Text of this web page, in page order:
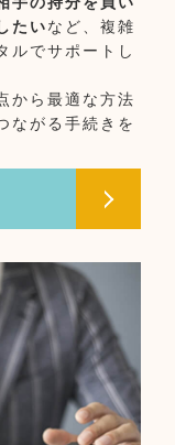
たいなど、複雑
ルでサポートし
から最適な方法
ながる手続きを